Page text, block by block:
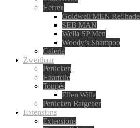
Herren
Goldwell MEN ReShade
SEB MAN
Wella SP Men
Woody’s Shampoo
Galerie
Zweithaar
Perücken
Haarteile
Toupés
Ellen Wille
Perücken Ratgeber
Extensions
Extensions